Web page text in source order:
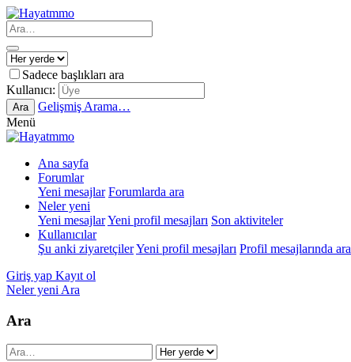
Sadece başlıkları ara
Kullanıcı:
Ara
Gelişmiş Arama…
Menü
Ana sayfa
Forumlar
Yeni mesajlar Forumlarda ara
Neler yeni
Yeni mesajlarYeni profil mesajları Son aktiviteler
Kullanıcılar
Şu anki ziyaretçilerYeni profil mesajları Profil mesajlarında ara
Giriş yap Kayıt ol
Neler yeni Ara
Ara